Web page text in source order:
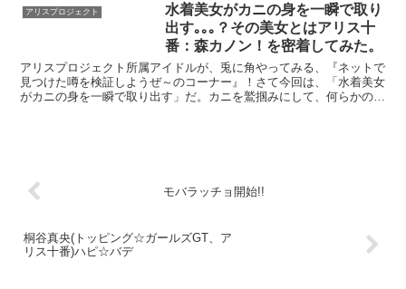
アリスプロジェクト
水着美女がカニの身を一瞬で取り
出す｡｡｡？その美女とはアリス十
番：森カノン！を密着してみた。
アリスプロジェクト所属アイドルが、兎に角やってみる、『ネットで
見つけた噂を検証しようぜ～のコーナー』！さて今回は、「水着美女
がカニの身を一瞬で取り出す」だ。カニを鷲掴みにして、何らかの早
モバラッチョ開始!!
桐谷真央(トッピング☆ガールズGT、ア
リス十番)ハピ☆バデ